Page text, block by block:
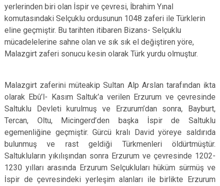
yerlerinden biri olan İspir ve çevresi, İbrahim Yınal
komutasındaki Selçuklu ordusunun 1048 zaferi ile Türklerin
eline geçmiştir. Bu tarihten itibaren Bizans- Selçuklu
mücadelelerine sahne olan ve sık sık el değiştiren yöre,
Malazgirt zaferi sonucu kesin olarak Türk yurdu olmuştur.
Malazgirt zaferini müteakip Sultan Alp Arslan tarafından ikta
olarak Ebû’l- Kasım Saltuk’a verilen Erzurum ve çevresinde
Saltuklu Devleti kurulmuş ve Erzurum’dan sonra, Bayburt,
Tercan, Oltu, Micingerd’den başka İspir de Saltuklu
egemenliğine geçmiştir. Gürcü kralı David yöreye saldırıda
bulunmuş ve rast geldiği Türkmenleri öldürtmüştür.
Saltukluların yıkılışından sonra Erzurum ve çevresinde 1202-
1230 yılları arasında Erzurum Selçukluları hüküm sürmüş ve
İspir de çevresindeki yerleşim alanları ile birlikte Erzurum